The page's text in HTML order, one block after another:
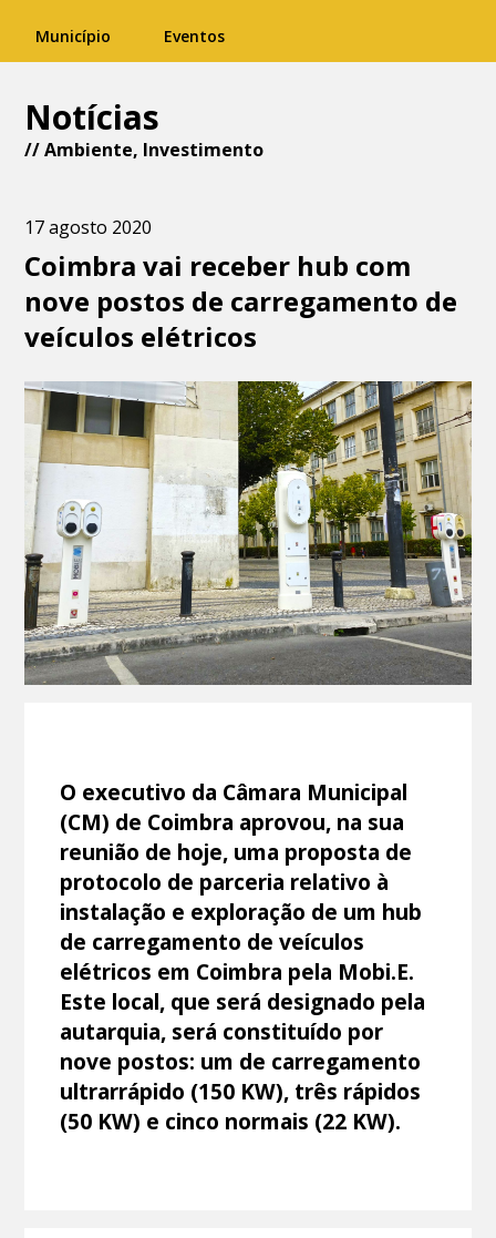
Município Eventos
Notícias
//Ambiente, Investimento
17 agosto 2020
Coimbra vai receber hub com
nove postos de carregamento de
veículos elétricos
O executivo da Câmara Municipal
(CM) de Coimbra aprovou, na sua
reunião de hoje, uma proposta de
protocolo de parceria relativo à
instalação e exploração de um hub
de carregamento de veículos
elétricos em Coimbra pela Mobi.E.
Este local, que será designado pela
autarquia, será constituído por
nove postos: um de carregamento
ultrarrápido (150 KW), três rápidos
(50 KW) e cinco normais (22 KW).